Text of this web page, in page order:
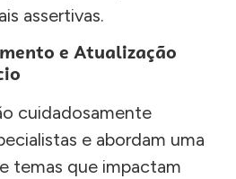
assertivas.
e Atualização
cuidadosamente
e abordam uma
temas que impactam